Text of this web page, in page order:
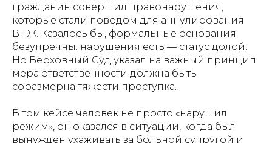
гражданин совершил правонарушения,
которые стали поводом для аннулирования
ВНЖ. Казалось бы, формальные основания
безупречны: нарушения есть — статус долой.
Но Верховный Суд указал на важный принцип:
мера ответственности должна быть
соразмерна тяжести проступка.
В том кейсе человек не просто «нарушил
режим», он оказался в ситуации, когда был
вынужден ухаживать за больной супругой и